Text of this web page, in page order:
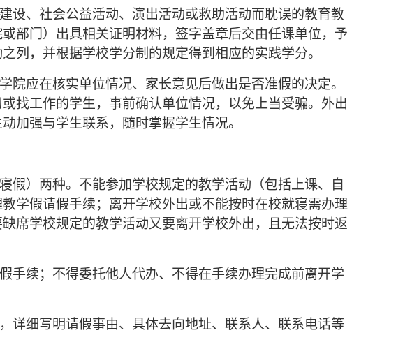
设、社会公益活动、演出活动或救助活动而耽误的教育教
部门）出具相关证明材料，签字盖章后交由任课单位，予
列，并根据学校学分制的规定得到相应的实践学分。
院应在核实单位情况、家长意见后做出是否准假的决定。
找工作的学生，事前确认单位情况，以免上当受骗。外出
加强与学生联系，随时掌握学生情况。
假）两种。不能参加学校规定的教学活动（包括上课、自
学假请假手续；离开学校外出或不能按时在校就寝需办理
席学校规定的教学活动又要离开学校外出，且无法按时返
手续；不得委托他人代办、不得在手续办理完成前离开学
详细写明请假事由、具体去向地址、联系人、联系电话等